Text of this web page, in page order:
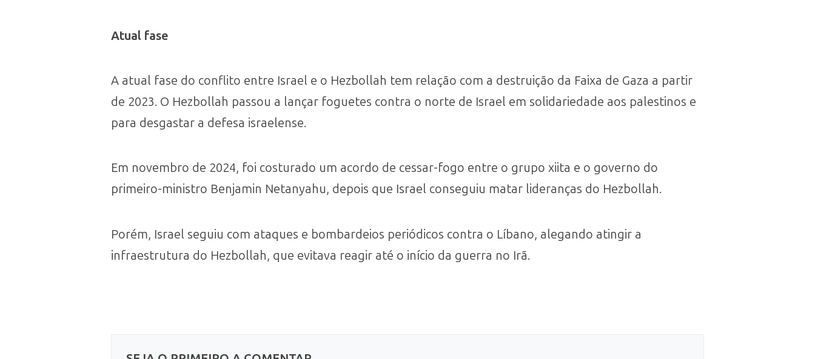
Atual fase
A atual fase do conflito entre Israel e o Hezbollah tem relação com a destruição da Faixa de Gaza a partir
de 2023. O Hezbollah passou a lançar foguetes contra o norte de Israel em solidariedade aos palestinos e
para desgastar a defesa israelense.
Em novembro de 2024, foi costurado um acordo de cessar-fogo entre o grupo xiita e o governo do
primeiro-ministro Benjamin Netanyahu, depois que Israel conseguiu matar lideranças do Hezbollah.
Porém, Israel seguiu com ataques e bombardeios periódicos contra o Líbano, alegando atingir a
infraestrutura do Hezbollah, que evitava reagir até o início da guerra no Irã.